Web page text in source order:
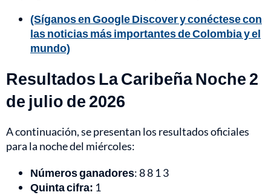
(Síganos en Google Discover y conéctese con
las noticias más importantes de Colombia y el
mundo)
Resultados La Caribeña Noche 2
de julio de 2026
A continuación, se presentan los resultados oficiales
para la noche del miércoles:
Números ganadores: 8 8 1 3
Quinta cifra: 1